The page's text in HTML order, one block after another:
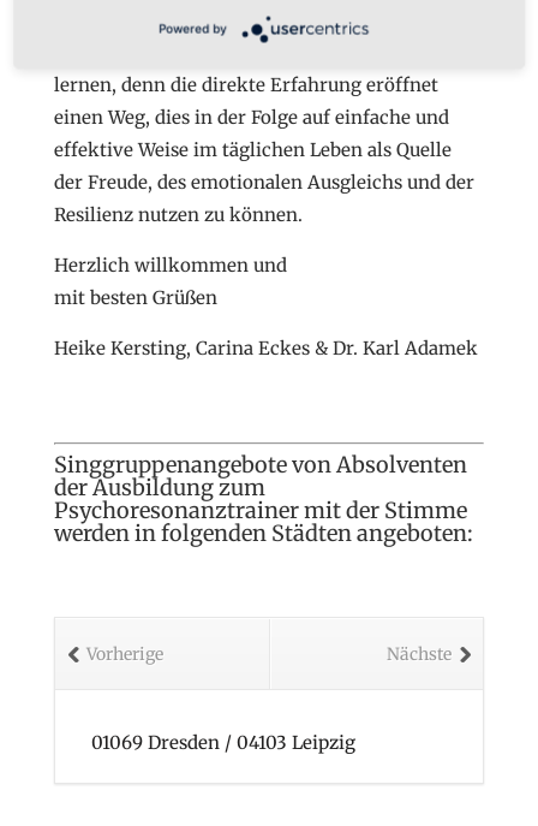
Gong noch nicht erlebt haben empfehlen wir
lernen, denn die direkte Erfahrung eröffnet
einen Weg, dies in der Folge auf einfache und
effektive Weise im täglichen Leben als Quelle
der Freude, des emotionalen Ausgleichs und der
Resilienz nutzen zu können.
Herzlich willkommen und
mit besten Grüßen
Heike Kersting, Carina Eckes & Dr. Karl Adamek
Singgruppenangebote von Absolventen
der Ausbildung zum
Psychoresonanztrainer mit der Stimme
werden in folgenden Städten angeboten:
Nächste
Vorherige
12161 Berlin / 13156 Berlin / 14452
Powered by